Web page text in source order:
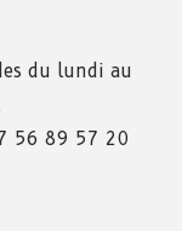
du lundi au
56 89 57 20